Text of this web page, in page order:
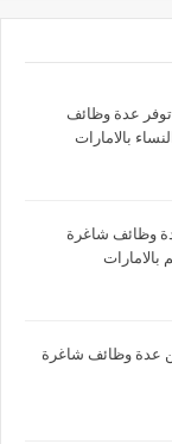
عدة وظائف
بالامارات
وظائف شاغرة
عدة وظائف شاغرة